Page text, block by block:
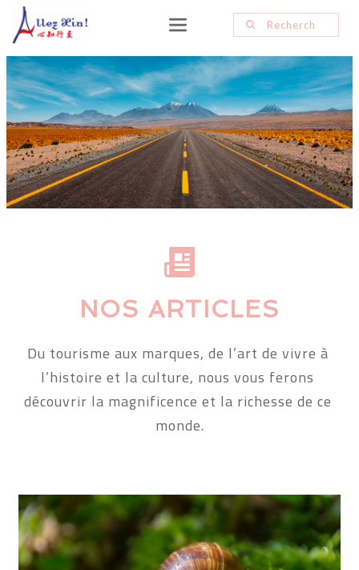
NOS ARTICLES
Du tourisme aux marques, de l’art de vivre à
l’histoire et la culture, nous vous ferons
découvrir la magnificence et la richesse de ce
monde.